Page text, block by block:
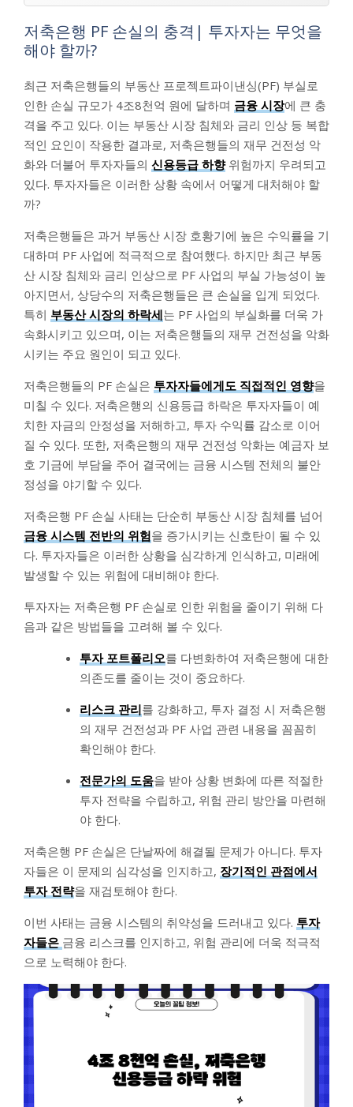
저축은행 PF 손실의 충격| 투자자는 무엇을
해야 할까?
최근 저축은행들의 부동산 프로젝트파이낸싱(PF) 부실로
인한 손실 규모가 4조8천억 원에 달하며 금융 시장에 큰 충
격을 주고 있다. 이는 부동산 시장 침체와 금리 인상 등 복합
적인 요인이 작용한 결과로, 저축은행들의 재무 건전성 악
화와 더불어 투자자들의 신용등급 하향위험까지 우려되고
있다. 투자자들은 이러한 상황 속에서 어떻게 대처해야 할
까?
저축은행들은 과거 부동산 시장 호황기에 높은 수익률을 기
대하며 PF 사업에 적극적으로 참여했다. 하지만 최근 부동
산 시장 침체와 금리 인상으로 PF 사업의 부실 가능성이 높
아지면서, 상당수의 저축은행들은 큰 손실을 입게 되었다.
특히 부동산 시장의 하락세는 PF 사업의 부실화를 더욱 가
속화시키고 있으며, 이는 저축은행들의 재무 건전성을 악화
시키는 주요 원인이 되고 있다.
저축은행들의 PF 손실은 투자자들에게도 직접적인 영향을
미칠 수 있다. 저축은행의 신용등급 하락은 투자자들이 예
치한 자금의 안정성을 저해하고, 투자 수익률 감소로 이어
질 수 있다. 또한, 저축은행의 재무 건전성 악화는 예금자 보
호 기금에 부담을 주어 결국에는 금융 시스템 전체의 불안
정성을 야기할 수 있다.
저축은행 PF 손실 사태는 단순히 부동산 시장 침체를 넘어
금융 시스템 전반의 위험을 증가시키는 신호탄이 될 수 있
다. 투자자들은 이러한 상황을 심각하게 인식하고, 미래에
발생할 수 있는 위험에 대비해야 한다.
투자자는 저축은행 PF 손실로 인한 위험을 줄이기 위해 다
음과 같은 방법들을 고려해 볼 수 있다.
투자 포트폴리오를 다변화하여 저축은행에 대한
의존도를 줄이는 것이 중요하다.
리스크 관리를 강화하고, 투자 결정 시 저축은행
의 재무 건전성과 PF 사업 관련 내용을 꼼꼼히
확인해야 한다.
전문가의 도움을 받아 상황 변화에 따른 적절한
투자 전략을 수립하고, 위험 관리 방안을 마련해
야 한다.
저축은행 PF 손실은 단날짜에 해결될 문제가 아니다. 투자
자들은 이 문제의 심각성을 인지하고, 장기적인 관점에서
투자 전략을 재검토해야 한다.
이번 사태는 금융 시스템의 취약성을 드러내고 있다. 투자
자들은 금융 리스크를 인지하고, 위험 관리에 더욱 적극적
으로 노력해야 한다.